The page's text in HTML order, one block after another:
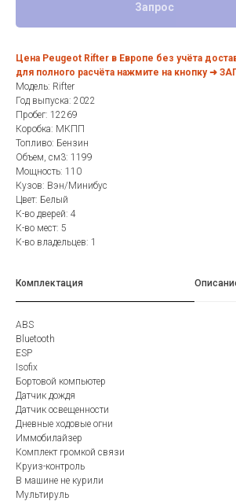
Запрос
Цена Peugeot Rifter в Европе без учёта
для полного расчёта нажмите на кнопку ➜
Модель: Rifter
Год выпуска: 2022
Пробег: 12269
Коробка: МКПП
Топливо: Бензин
Объем, см3: 1199
Мощность: 110
Кузов: Вэн/Минибус
Цвет: Белый
К-во дверей: 4
К-во мест: 5
К-во владельцев: 1
Комплектация
ABS
Bluetooth
ESP
Isofix
Бортовой компьютер
Датчик дождя
Датчик освещенности
Дневные ходовые огни
Иммобилайзер
Комплект громкой связи
Круиз-контроль
В машине не курили
Мультируль